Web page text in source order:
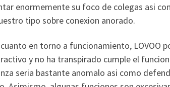
enormemente su foco de colegas asi­
tipo sobre conexion anorado.
en torno a funcionamiento, LOVOO
y no ha transpirado cumple el
seri­a bastante anomalo asi­ como